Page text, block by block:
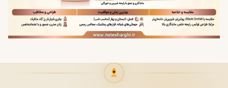
فصل مناسب استفاده
بهار
تابستان
اگرچه رایحه‌ای گرم دارد، اما حس خورشیدی آن باعث شده